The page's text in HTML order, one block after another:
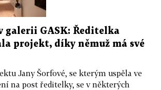
galerii GASK: Ředitelka
projekt, díky němuž má své
Jany Šorfové, se kterým uspěla ve
na post ředitelky, se v některých